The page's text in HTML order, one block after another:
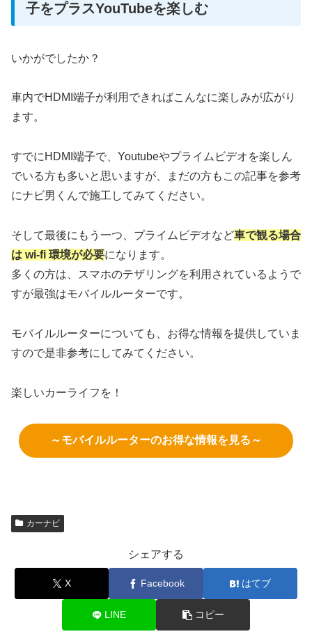
子をプラスYouTubeを楽しむ
いかがでしたか？
車内でHDMI端子が利用できればこんなに楽しみが広がり
ます。
すでにHDMI端子で、Youtubeやプライムビデオを楽しん
でいる方も多いと思いますが、まだの方もこの記事を参考
にナビ男くんで施工してみてください。
そして最後にもう一つ、プライムビデオなど車で観る場合
は wi-fi 環境が必要になります。
多くの方は、スマホのテザリングを利用されているようで
すが最強はモバイルルーターです。
モバイルルーターについても、お得な情報を提供していま
すので是非参考にしてみてください。
楽しいカーライフを！
～モバイルルーターのお得な情報を見る～
カーナビ
シェアする
X Facebook はてブ
LINE コピー